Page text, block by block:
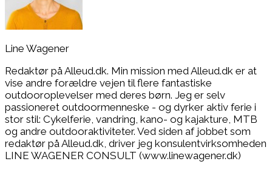
Line Wagener
Redaktør på Alleud.dk. Min mission med Alleud.dk er at
vise andre forældre vejen til flere fantastiske
outdooroplevelser med deres børn. Jeg er selv
passioneret outdoormenneske - og dyrker aktiv ferie i
stor stil: Cykelferie, vandring, kano- og kajakture, MTB
og andre outdooraktiviteter. Ved siden af jobbet som
redaktør på Alleud.dk, driver jeg konsulentvirksomheden
LINE WAGENER CONSULT (www.linewagener.dk)